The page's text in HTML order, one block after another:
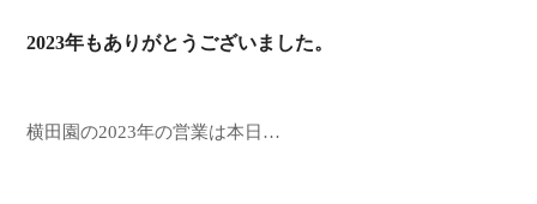
2023年もありがとうございました。
横田園の2023年の営業は本日…